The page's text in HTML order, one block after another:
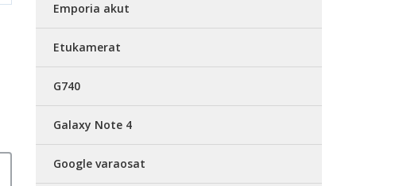
Emporia akut
Etukamerat
G740
Galaxy Note 4
Google varaosat